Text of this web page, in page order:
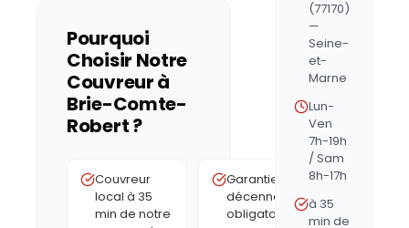
Pourquoi
Choisir Notre
Couvreur à
Brie-Comte-
Robert?
Couvreur
local à 35
min de notre
Garantie
décennale
obligatoire
(77170)
—
Seine-
et-
Marne
Lun-
Ven
7h-19h
/ Sam
8h-17h
à 35
min de